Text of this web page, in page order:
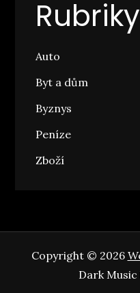
Rubriky
Auto
Byt a dům
Byznys
Peníze
Zboží
Copyright © 2026
Dark Music